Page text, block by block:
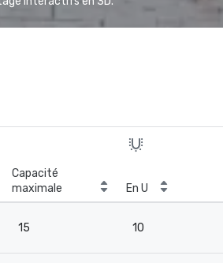
Capacité
maximale
En U
15 10